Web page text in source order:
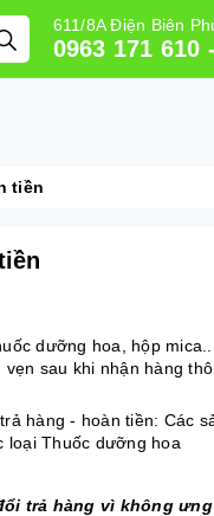
611/8A Điện Biên
0963 171 610
tiền
dưỡng hoa, hộp
sau khi nhận hàng
hàng - hoàn tiền: Các
loại Thuốc dưỡng hoa
trả hàng vì không